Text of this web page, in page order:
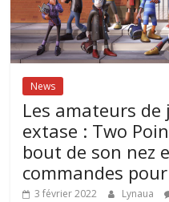
News
Les amateurs
extase : Two
bout de son nez
commandes
3 février 2022 Lynaua